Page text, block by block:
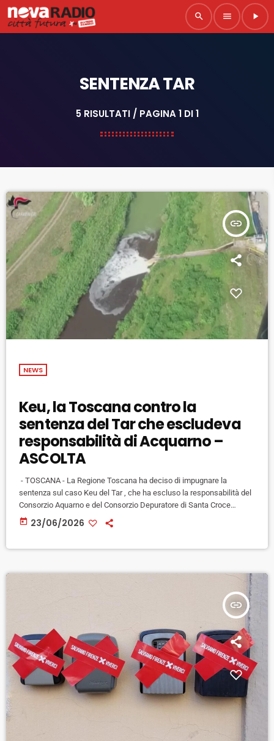
search menu play_arrow
SENTENZA TAR
5 RISULTATI / PAGINA 1 DI 1
insert_link
NEWS
Keu, la Toscana contro la
sentenza del Tar che escludeva
responsabilità di Acquarno –
ASCOLTA
- TOSCANA - La Regione Toscana ha deciso di impugnare la
sentenza sul caso Keu del Tar , che ha escluso la responsabilità del
Consorzio Aquarno e del Consorzio Depuratore di Santa Croce
sull'Arno (PI), i quali, secondo la pronuncia, non sarebbero quindi
tenuti a partecipare alla bonifica dei siti contaminati". Così la
today 23/06/2026
insert_link